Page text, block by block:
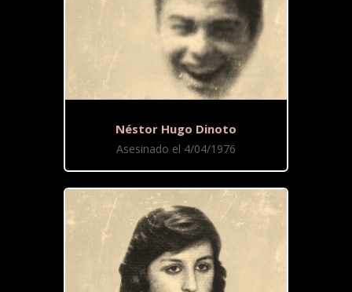
Néstor Hugo Dinoto
Asesinado el 4/04/1976